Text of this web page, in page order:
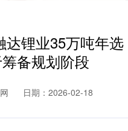
锂业35万吨年选
备规划阶段
日期：2026-02-18